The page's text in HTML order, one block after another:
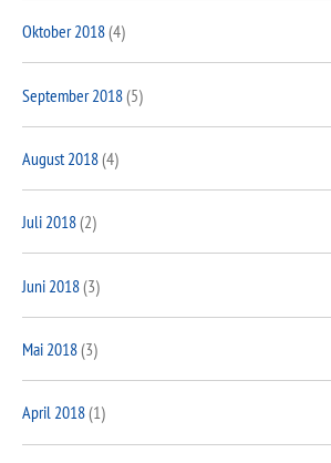
Oktober 2018(4)
September 2018(5)
August 2018(4)
Juli 2018(2)
Juni 2018(3)
Mai 2018(3)
April 2018(1)